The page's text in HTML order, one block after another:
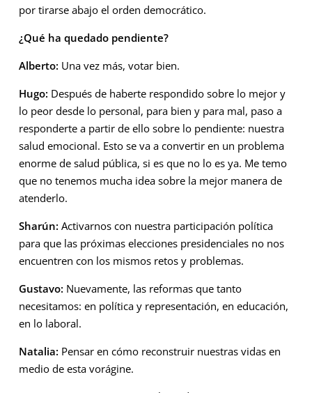
por tirarse abajo el orden democrático.
¿Qué ha quedado pendiente?
Alberto: Una vez más, votar bien.
Hugo: Después de haberte respondido sobre lo mejor y
lo peor desde lo personal, para bien y para mal, paso a
responderte a partir de ello sobre lo pendiente: nuestra
salud emocional. Esto se va a convertir en un problema
enorme de salud pública, si es que no lo es ya. Me temo
que no tenemos mucha idea sobre la mejor manera de
atenderlo.
Sharún: Activarnos con nuestra participación política
para que las próximas elecciones presidenciales no nos
encuentren con los mismos retos y problemas.
Gustavo: Nuevamente, las reformas que tanto
necesitamos: en política y representación, en educación,
en lo laboral.
Natalia: Pensar en cómo reconstruir nuestras vidas en
medio de esta vorágine.